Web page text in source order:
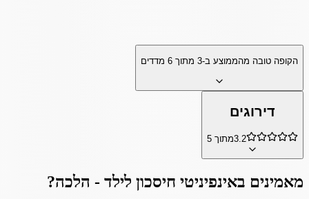
הקופה טובה מהממוצע ב-3 מתוך 6 מדדים
דירוגים
3.2מתוך 5
מאמינים באינפיניטי חיסכון לילד - הלכה?